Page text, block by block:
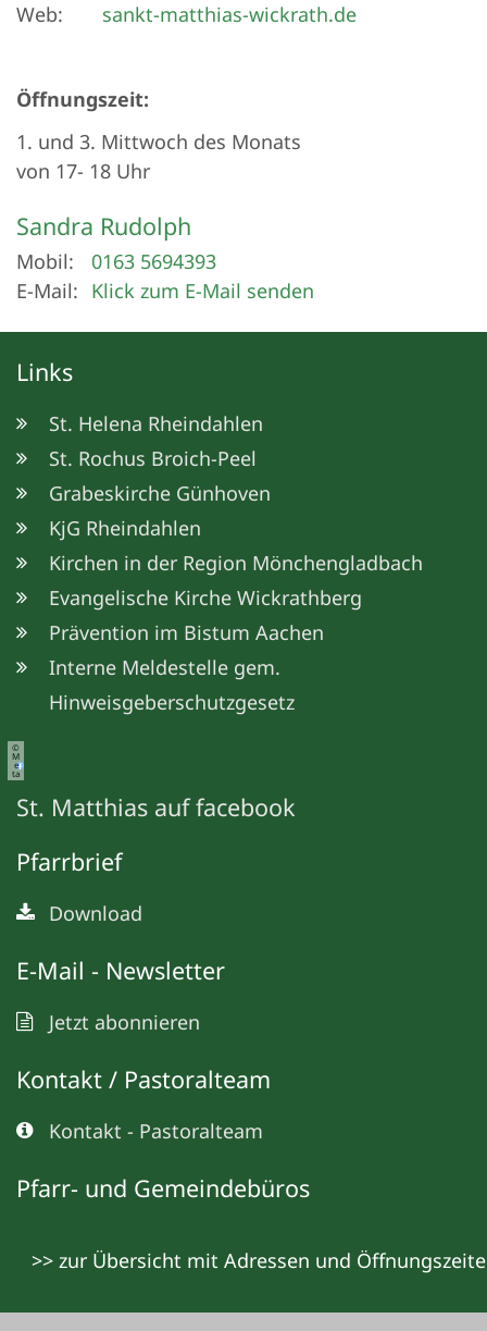
Web:
sankt-matthias-wickrath.de
Öffnungszeit:
1. und 3. Mittwoch des Monats
von 17- 18 Uhr
Sandra Rudolph
Mobil:
0163 5694393
E-Mail: Klick zum E-Mail senden
Links
St. Helena Rheindahlen
St. Rochus Broich-Peel
Grabeskirche Günhoven
KjG Rheindahlen
Kirchen in der Region Mönchengladbach
Evangelische Kirche Wickrathberg
Prävention im Bistum Aachen
Interne Meldestelle gem.
Hinweisgeberschutzgesetz
©
M
e
ta
St. Matthias auf facebook
Pfarrbrief
Download
E-Mail - Newsletter
Jetzt abonnieren
Kontakt / Pastoralteam
Kontakt - Pastoralteam
Pfarr- und Gemeindebüros
>> zur Übersicht mit Adressen und